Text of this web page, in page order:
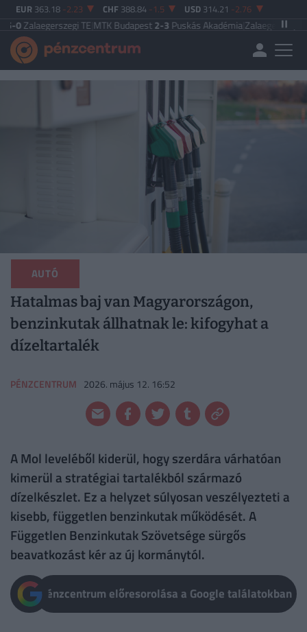
EUR 363.18 -2.23 CHF 388.84 -1.5 USD 314.21 -2.76
TE|MTK Budapest2-3Puskás Akadémia|Zalaegerszegi TE5-2 Paksi
AUTÓ
Hatalmas baj van Magyarországon,
benzinkutak állhatnak le: kifogyhat a
dízeltartalék
PÉNZCENTRUM 2026. május 12. 16:52
A Mol leveléből kiderül, hogy szerdára várhatóan
kimerül a stratégiai tartalékból származó
dízelkészlet. Ez a helyzet súlyosan veszélyezteti a
kisebb, független benzinkutak működését. A
Független Benzinkutak Szövetsége sürgős
beavatkozást kér az új kormánytól.
Pénzcentrum előresorolása a Google találatokban